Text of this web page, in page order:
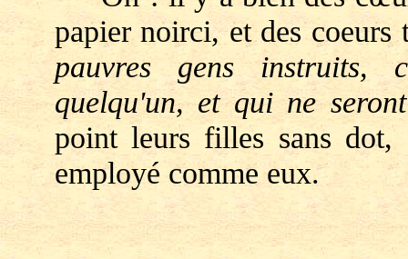
papier noirci, et des coeurs
pauvres gens instruits,
quelqu'un, et qui ne
point leurs filles sans
employé comme eux.